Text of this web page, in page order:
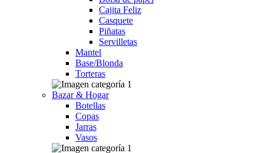
Cajita Feliz
Casquete
Piñatas
Servilletas
Mantel
Base/Blonda
Torteras
Bazar & Hogar
Botellas
Copas
Jarras
Vasos